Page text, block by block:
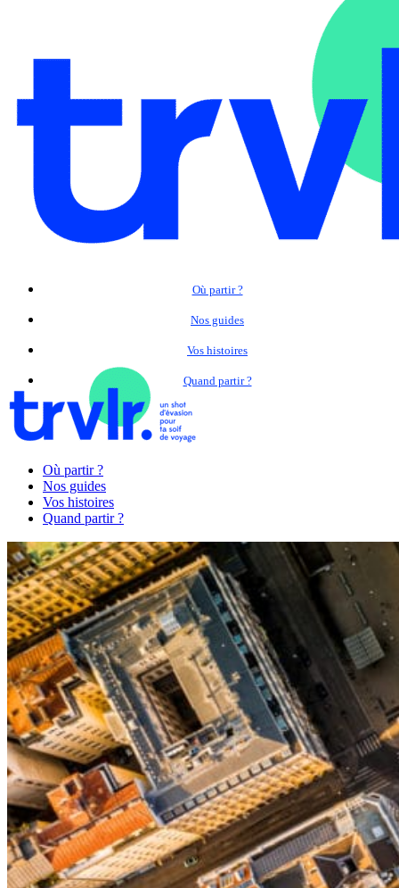
Où partir ?
Nos guides
Vos histoires
Quand partir ?
Où partir ?
Nos guides
Vos histoires
Quand partir ?